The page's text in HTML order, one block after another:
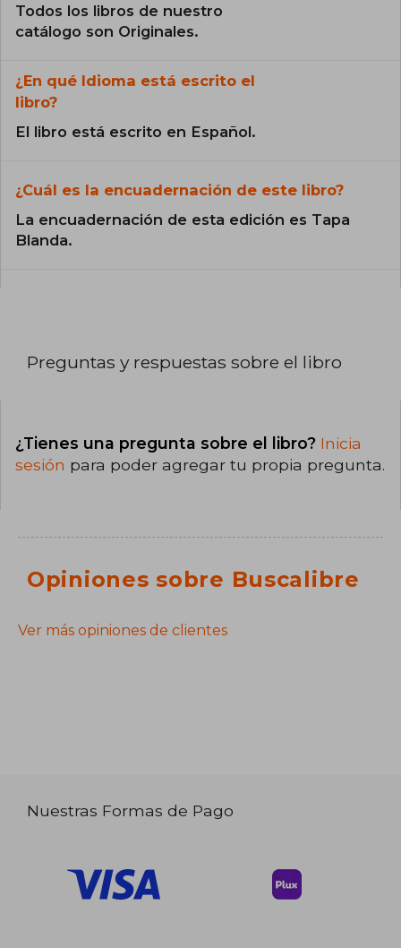
Todos los libros de nuestro
catálogo son Originales.
¿En qué Idioma está escrito el
libro?
El libro está escrito en Español.
¿Cuál es la encuadernación de este libro?
La encuadernación de esta edición es Tapa
Blanda.
Preguntas y respuestas sobre el libro
¿Tienes una pregunta sobre el libro? Inicia
sesión para poder agregar tu propia pregunta.
Opiniones sobre Buscalibre
Ver más opiniones de clientes
Nuestras Formas de Pago